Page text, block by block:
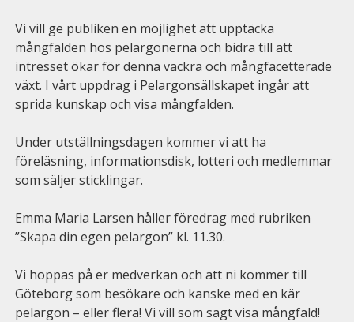
Vi vill ge publiken en möjlighet att upptäcka
mångfalden hos pelargonerna och bidra till att
intresset ökar för denna vackra och mångfacetterade
växt. I vårt uppdrag i Pelargonsällskapet ingår att
sprida kunskap och visa mångfalden.
Under utställningsdagen kommer vi att ha
föreläsning, informationsdisk, lotteri och medlemmar
som säljer sticklingar.
Emma Maria Larsen håller föredrag med rubriken
”Skapa din egen pelargon” kl. 11.30.
Vi hoppas på er medverkan och att ni kommer till
Göteborg som besökare och kanske med en kär
pelargon – eller flera! Vi vill som sagt visa mångfald!